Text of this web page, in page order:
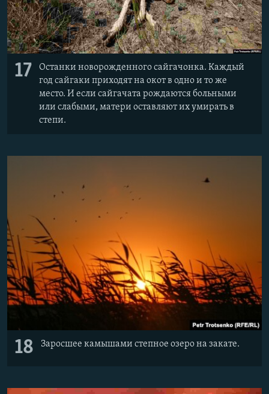
17
Останки новорожденного сайгачонка. Каждый
год сайгаки приходят на окот в одно и то же
место. И если сайгачата рождаются больными
или слабыми, матери оставляют их умирать в
степи.
18 Заросшее камышами степное озеро на закате.